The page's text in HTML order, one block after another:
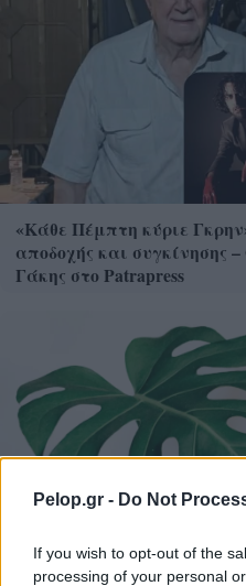
Pelop.gr - Do Not
If you wish to opt-out of the
processing of your personal
«Κάθε Πέμπτη κύριε
αποδοχής και συγκίνησης
Γάκης στο Patrapress